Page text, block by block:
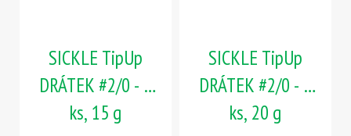
SICKLE TipUp
DRÁTEK #2/0 - 5
ks, 15 g
SICKLE TipUp
DRÁTEK #2/0 - 5
ks, 20 g